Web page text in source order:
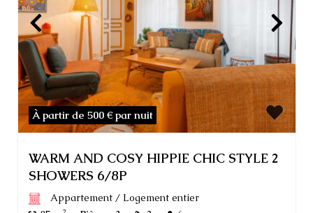
À partir de 500 € par nuit
WARM AND COSY HIPPIE CHIC STYLE 2
SHOWERS 6/8P
Appartement/ Logement entier